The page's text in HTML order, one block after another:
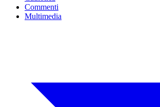
Commenti
Multimedia